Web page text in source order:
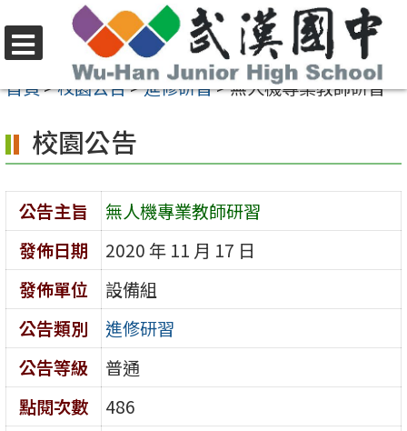
至
內
容
區
選
單
首頁>校園公告>進修研習>無人機專業教師研習
校園公告
公告主旨
無人機專業教師研習
發佈日期
2020 年 11 月 17 日
發佈單位
設備組
公告類別
進修研習
公告等級
普通
點閱次數
486